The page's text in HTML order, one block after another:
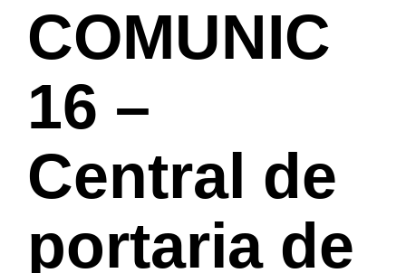
COMUNIC
16 –
Central de
portaria de